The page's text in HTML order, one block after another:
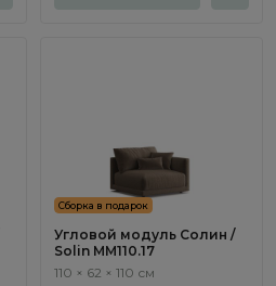
Сборка в подарок
Угловой модуль Солин /
Solin ММ110.17
110 × 62 × 110 см